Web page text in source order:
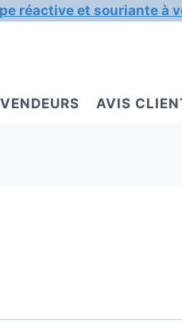
réactive et souriante à
AVIS